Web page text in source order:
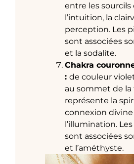
entre les
l’intuition, la
perception. Les
sont associées
et la sodalite.
Chakra
:de couleur
au sommet de
représente la
connexion
l’illumination.
sont associées
et l’améthyste.